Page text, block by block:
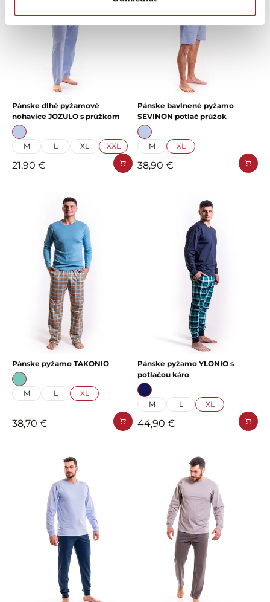
Pánske dlhé pyžamové
nohavice JOZULO s prúžkom
M L XL XXL
21,90 €
Pánske bavlnené pyžamo
SEVINON potlač prúžok
M XL
38,90 €
Pánske pyžamo TAKONIO
M L XL
38,70 €
Pánske pyžamo YLONIO s
potlačou káro
M L XL
44,90 €